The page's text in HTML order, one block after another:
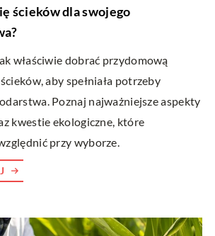
ścieków dla swojego
właściwie dobrać przydomową
aby spełniała potrzeby
Poznaj najważniejsze aspekty
kwestie ekologiczne, które
przy wyborze.